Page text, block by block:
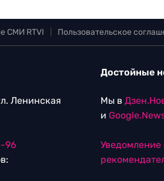
СМИ RTVI Пользовательское
Ленинская
96
Достойные
Мы в
и
Уведомление